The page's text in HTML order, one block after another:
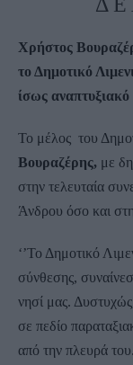
Xρήστος
το Δημοτικό
ίσως αναπτυξιακό
Το μέλος του
Βουραζέρης, με
στην τελευταία
Άνδρου όσο και στη
‘’Το Δημοτικό
σύνθεσης,
νησί μας.
σε πεδίο
από την πλευρά